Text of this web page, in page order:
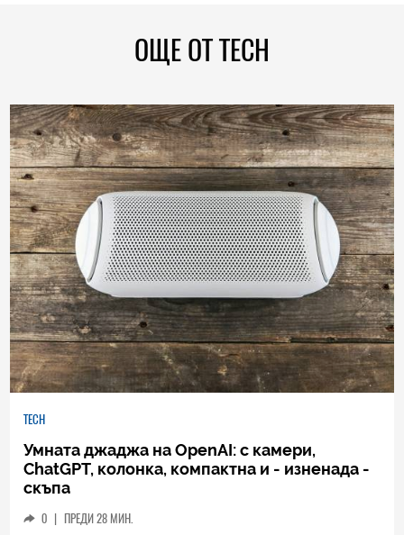
ОЩЕ ОТ TECH
TECH
Умната джаджа на OpenAI: с камери,
ChatGPT, колонка, компактна и - изненада -
скъпа
0 | ПРЕДИ 28 МИН.